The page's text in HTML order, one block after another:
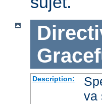
Description:
va